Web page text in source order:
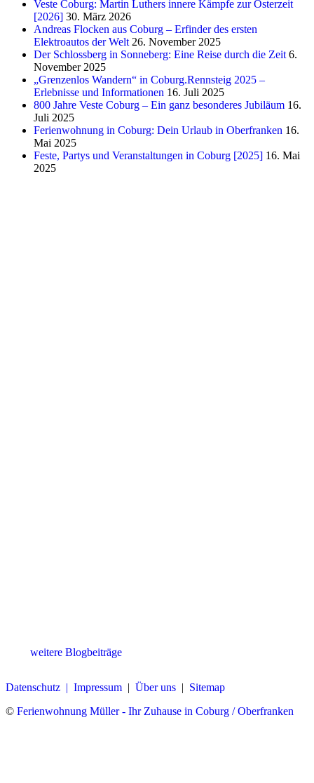
Veste Coburg: Martin Luthers innere Kämpfe zur Osterzeit
[2026] 30. März 2026
Andreas Flocken aus Coburg – Erfinder des ersten
Elektroautos der Welt 26. November 2025
Der Schlossberg in Sonneberg: Eine Reise durch die Zeit 6.
November 2025
„Grenzenlos Wandern“ in Coburg.Rennsteig 2025 –
Erlebnisse und Informationen 16. Juli 2025
800 Jahre Veste Coburg – Ein ganz besonderes Jubiläum 16.
Juli 2025
Ferienwohnung in Coburg: Dein Urlaub in Oberfranken 16.
Mai 2025
Feste, Partys und Veranstaltungen in Coburg [2025] 16. Mai
2025
weitere Blogbeiträge
Datenschutz | Impressum | Über uns | Sitemap
© Ferienwohnung Müller - Ihr Zuhause in Coburg / Oberfranken